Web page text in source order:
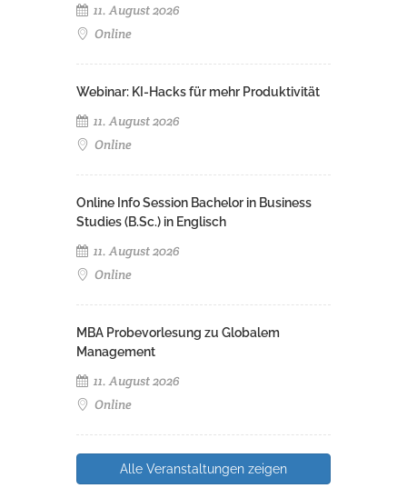
11. August 2026
Online
Webinar: KI-Hacks für mehr Produktivität
11. August 2026
Online
Online Info Session Bachelor in Business
Studies (B.Sc.) in Englisch
11. August 2026
Online
MBA Probevorlesung zu Globalem
Management
11. August 2026
Online
Alle Veranstaltungen zeigen